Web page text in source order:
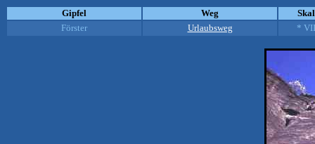
Gipfel Weg
Förster
Urlaubsweg *